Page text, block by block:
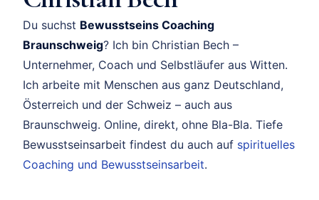
Du suchst Bewusstseins Coaching
Braunschweig? Ich bin Christian Bech –
Unternehmer, Coach und Selbstläufer aus Witten.
Ich arbeite mit Menschen aus ganz Deutschland,
Österreich und der Schweiz – auch aus
Braunschweig. Online, direkt, ohne Bla-Bla. Tiefe
Bewusstseinsarbeit findest du auch auf spirituelles
Coaching und Bewusstseinsarbeit.